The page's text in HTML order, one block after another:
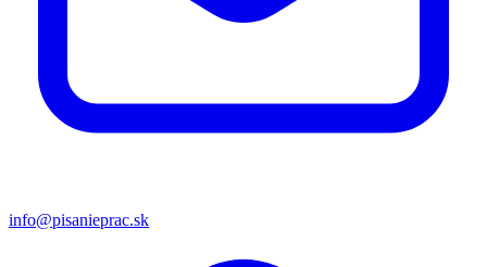
info@pisanieprac.sk